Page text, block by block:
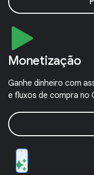
Monetização
Ganhe dinheiro com
e fluxos de compra no